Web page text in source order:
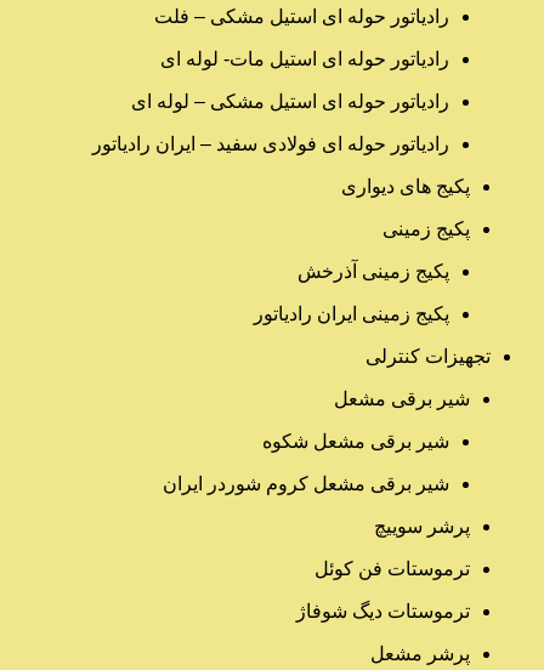
رادیاتور حوله ای استیل مشکی – فلت
رادیاتور حوله ای استیل مات- لوله ای
رادیاتور حوله ای استیل مشکی – لوله ای
رادیاتور حوله ای فولادی سفید – ایران رادیاتور
پکیج های دیواری
پکیج زمینی
پکیج زمینی آذرخش
پکیج زمینی ایران رادیاتور
تجهیزات کنترلی
شیر برقی مشعل
شیر برقی مشعل شکوه
شیر برقی مشعل کروم شوردر ایران
پرشر سوییچ
ترموستات فن کوئل
ترموستات دیگ شوفاژ
پرشر مشعل